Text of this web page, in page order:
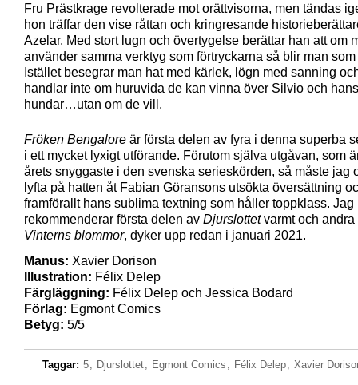
Fru Prästkrage revolterade mot orättvisorna, men tändas
hon träffar den vise råttan och kringresande
Azelar. Med stort lugn och övertygelse berättar han att om
använder samma verktyg som förtryckarna så blir man som
Istället besegrar man hat med kärlek, lögn med sanning
handlar inte om huruvida de kan vinna över Silvio och hans
hundar…utan om de vill.
Fröken Bengalore är första delen av fyra i denna superba
i ett mycket lyxigt utförande. Förutom själva utgåvan, som
årets snyggaste i den svenska serieskörden, så måste jag
lyfta på hatten åt Fabian Göransons utsökta översättning
framförallt hans sublima textning som håller toppklass. Jag
rekommenderar första delen av Djurslottetvarmt och andra
Vinterns blommor, dyker upp redan i januari 2021.
Manus: Xavier Dorison
Illustration: Félix Delep
Färgläggning: Félix Delep och Jessica Bodard
Förlag: Egmont Comics
Betyg: 5/5
Taggar: 5, Djurslottet, Egmont Comics , Félix Delep, Xavier